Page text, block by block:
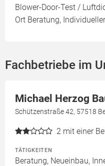
Blower-Door-Test /
Ort Beratung,
Fachbetriebe im
Michael Herzog
Schützenstraße 42, 57518
2 mit einer
TÄTIGKEITEN
Beratung, Neueinbau,